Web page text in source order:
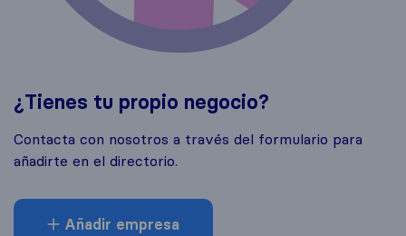
¿Tienes tu propio negocio?
Contacta con nosotros a través del formulario para
añadirte en el directorio.
Añadir empresa